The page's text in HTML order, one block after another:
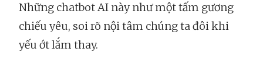
Những chatbot AI này như một tấm gương
chiếu yêu, soi rõ nội tâm chúng ta đôi khi
yếu ớt lắm thay.